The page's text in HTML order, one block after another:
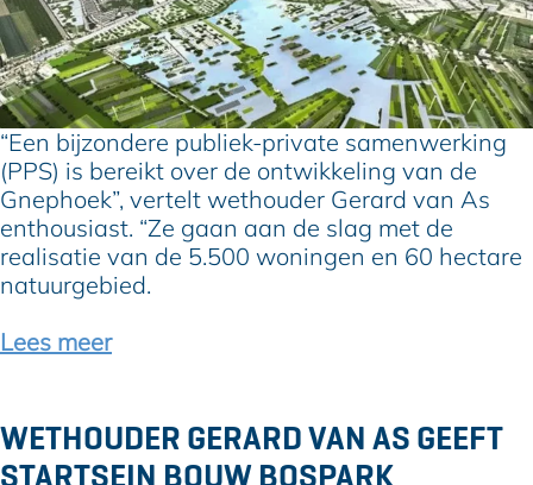
o
e
n
s
t
u
k
j
e
A
l
p
h
a
t
s
t
e
f
a
s
e
v
a
n
s
r
t
n
i
n
g
e
n
e
n
n
a
u
u
k
o
m
“Een bijzondere publiek-private samenwerking
(PPS) is bereikt over de ontwikkeling van de
Gnephoek”, vertelt wethouder Gerard van As
enthousiast. “Ze gaan aan de slag met de
realisatie van de 5.500 woningen en 60 hectare
natuurgebied.
Lees meer
WETHOUDER GERARD VAN AS GEEFT
STARTSEIN BOUW BOSPARK